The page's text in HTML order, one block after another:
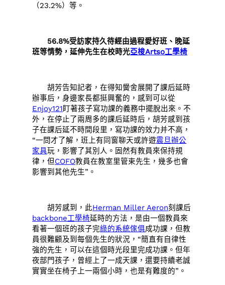
（23.2%）等。
56.8%受訪家持久待經由過程愛好班、晚延
班等情勢，延伸先生在校時光亞梭Artso工學椅
胡芳告知記者，在得知黌舍展開了課后延時
辦事后，身邊家長都挺興奮的，感到可以從
Enjoy121盯著孩子寫功課的義務中擺脫出來。不
外，在停止了兩周多的課后延時后，胡芳感到孩
子在課后延不時間段里，寫功課的效力并不高，
“一問才了解，班上有同窗聊天或許遊震旦辦公
家具玩，影響了其別人。固然有教員來保持規
律，但COFO教員在教室里管束先生，幾多也會
影響到其他先生”。
胡芳感到，此Herman Miller Aeron刻課后
backbone工學椅延時的方法，是由一個教員來
看著一個班的孩子完綠的系統傢俱成功課，但教
員很難顧及到每個先生的狀況，“簡直有自律性
強的先生，可以在這個時光段里完成功課。但年
夜部門孩子，曾經上了一成天課，還要持續老誠
實實坐在椅子上一兩個小時，也是有難度的”。